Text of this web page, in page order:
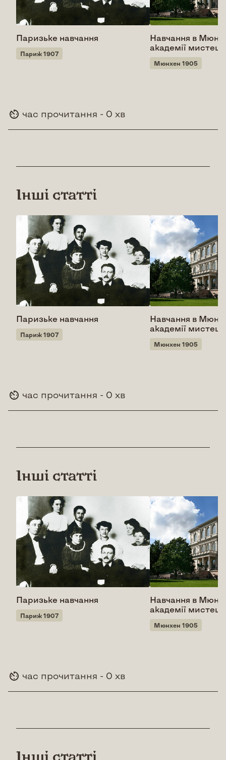
Паризьке навчання
Париж 1907
Навчання в
академії
Мюнхен 1905
час прочитання - 0 хв
Інші статті
Паризьке навчання
Париж 1907
Навчання в
академії
Мюнхен 1905
час прочитання - 0 хв
Інші статті
Паризьке навчання
Париж 1907
Навчання в
академії
Мюнхен 1905
час прочитання - 0 хв
Інші статті